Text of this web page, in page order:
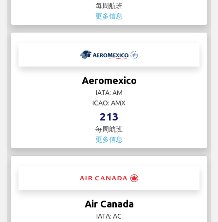
每周航班
更多信息
Aeromexico
IATA: AM
ICAO: AMX
213
每周航班
更多信息
Air Canada
IATA: AC